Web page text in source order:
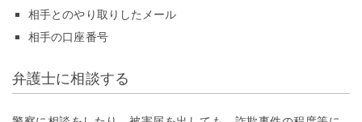
相手とのやり取りしたメール
相手の口座番号
弁護士に相談する